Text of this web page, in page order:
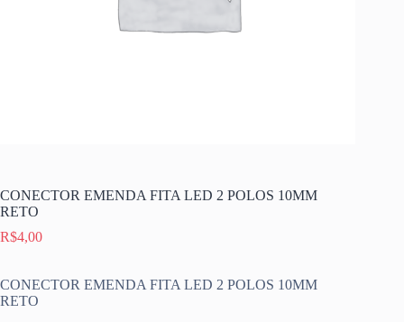
CONECTOR EMENDA FITA LED 2 POLOS 10MM
RETO
R$4,00
CONECTOR EMENDA FITA LED 2 POLOS 10MM
RETO